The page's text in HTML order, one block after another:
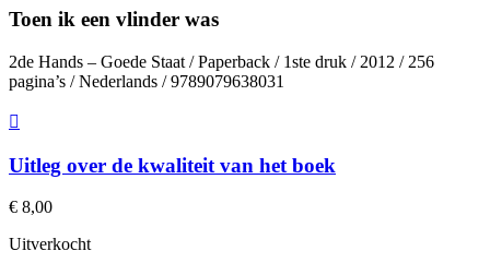
Toen ik een vlinder was
2de Hands – Goede Staat / Paperback / 1ste druk / 2012 / 256
pagina’s / Nederlands / 9789079638031
Uitleg over de kwaliteit van het boek
€ 8,00
Uitverkocht